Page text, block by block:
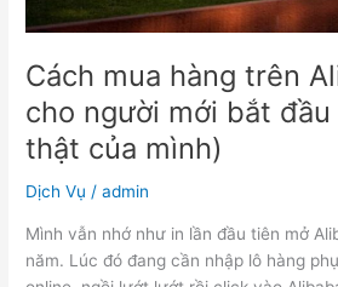
Cách mua hàng trên
cho người mới bắt
thật của mình)
Dịch Vụ /admin
Mình vẫn nhớ như in lần đầu tiên mở
năm. Lúc đó đang cần nhập lô hàng
đầu
(kinh
nghiệm
thật
của
mình)